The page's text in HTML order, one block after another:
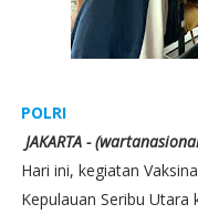
POLRI
JAKARTA -
Hari ini, kegiatan
Kepulauan Seribu Utara